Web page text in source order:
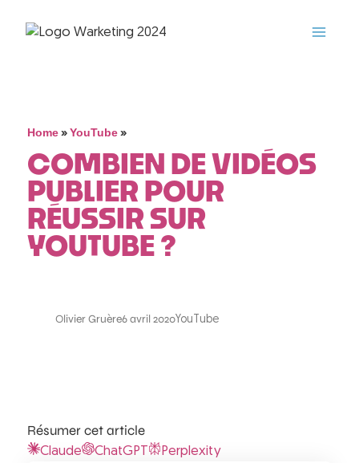
Home»YouTube»
COMBIEN DE VIDÉOS
PUBLIER POUR
RÉUSSIR SUR
YOUTUBE ?
Olivier Gruère6 avril 2020YouTube
Résumer cet article
Claude ChatGPT Perplexity